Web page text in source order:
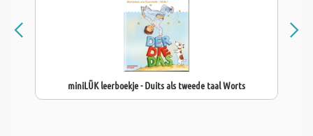
miniLÜK leerboekje - Duits als tweede taal Worts